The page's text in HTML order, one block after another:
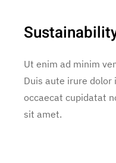
Ut enim ad minim
Duis aute irure
occaecat cupidatat
sit amet.